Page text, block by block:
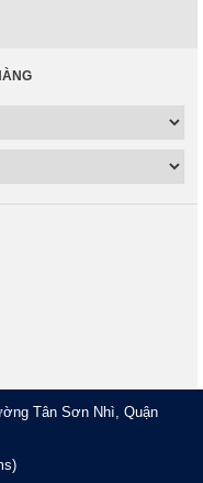
Tân Sơn Nhì, Quận